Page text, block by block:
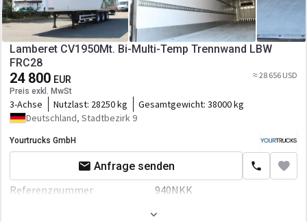
Bremse
Scheibenbremse
ABS
EBS
Aufbau
Laderaum-Länge
13400 mm
Laderaum-Breite
Laderaum-Höhe
2650 mm
Laderaum-Volumen
87 cbm
Lamberet CV1950Mt. Bi-Multi-Temp Trennwand LBW
FRC28
24 800 EUR
Preis exkl. MwSt
≈ 28 656 USD
3-Achse Nutzlast: 28250 kg Gesamtgewicht: 38000 kg
Deutschland, Stadtbezirk 9
Yourtrucks GmbH
Anfrage senden
Referenznummer
940NKK
01.02.2019